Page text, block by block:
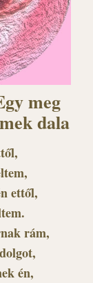
meg
dala
ettől,
rám,
én,